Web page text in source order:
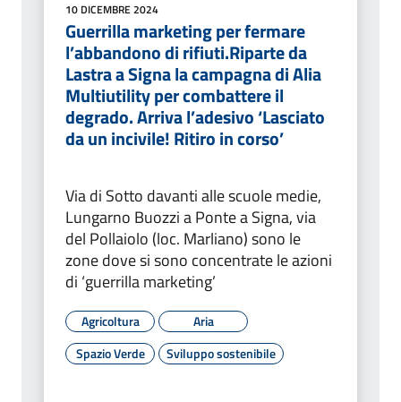
10 DICEMBRE 2024
Guerrilla marketing per fermare
l’abbandono di rifiuti.Riparte da
Lastra a Signa la campagna di Alia
Multiutility per combattere il
degrado. Arriva l’adesivo ‘Lasciato
da un incivile! Ritiro in corso’
Via di Sotto davanti alle scuole medie,
Lungarno Buozzi a Ponte a Signa, via
del Pollaiolo (loc. Marliano) sono le
zone dove si sono concentrate le azioni
di ‘guerrilla marketing’
Agricoltura
Aria
Spazio Verde
Sviluppo sostenibile